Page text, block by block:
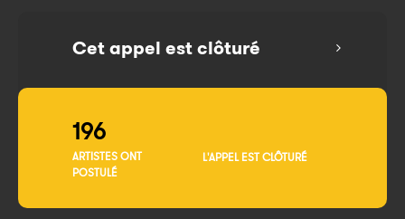
Cet appel est clôturé
196
ARTISTES ONT
POSTULÉ
L'APPEL EST CLÔTURÉ